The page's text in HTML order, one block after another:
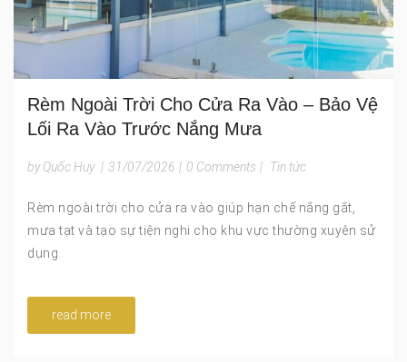
Rèm Ngoài Trời Cho Cửa Ra Vào – Bảo Vệ
Lối Ra Vào Trước Nắng Mưa
by Quốc Huy | 31/07/2026 | 0 Comments | Tin tức
Rèm ngoài trời cho cửa ra vào giúp hạn chế nắng gắt,
mưa tạt và tạo sự tiện nghi cho khu vực thường xuyên sử
dụng.
read more